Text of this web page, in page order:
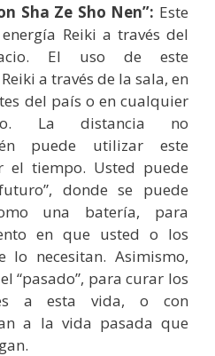
Sha Ze Sho Nen”: Este
Reiki a través del
El uso de este
a través de la sala, en
del país o en cualquier
La distancia no
puede utilizar este
el tiempo. Usted puede
donde se puede
una batería, para
en que usted o los
lo necesitan. Asimismo,
“pasado”, para curar los
a esta vida, o con
a la vida pasada que